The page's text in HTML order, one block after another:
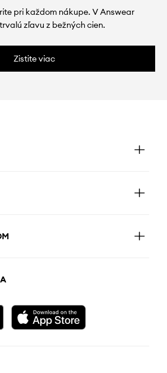
pri každom nákupe. V Answear
trvalú zľavu z bežných cien.
Zistite viac